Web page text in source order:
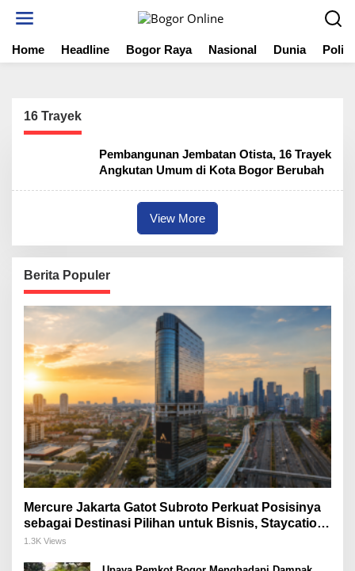
t
Home Headline Bogor Raya Nasional Dunia
16 Trayek
Pembangunan Jembatan Otista, 16 Trayek
Angkutan Umum di Kota Bogor Berubah
View More
Berita Populer
Mercure Jakarta Gatot Subroto Perkuat Posisinya
sebagai Destinasi Pilihan untuk Bisnis, Staycation,
Meeting, dan Kuliner di Jakarta Selatan
1.3K Views